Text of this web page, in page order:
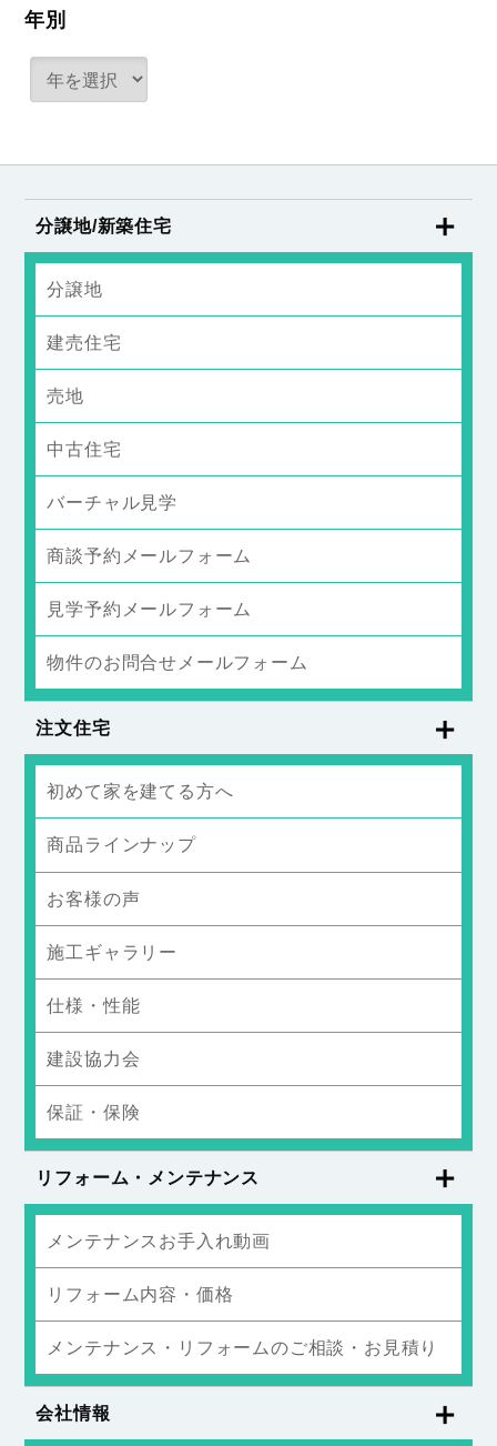
年別
分譲地/新築住宅
分譲地
建売住宅
売地
中古住宅
バーチャル見学
商談予約メールフォーム
見学予約メールフォーム
物件のお問合せメールフォーム
注文住宅
初めて家を建てる方へ
商品ラインナップ
お客様の声
施工ギャラリー
仕様・性能
建設協力会
保証・保険
リフォーム・メンテナンス
メンテナンスお手入れ動画
リフォーム内容・価格
メンテナンス・リフォームのご相談・お見積り
会社情報